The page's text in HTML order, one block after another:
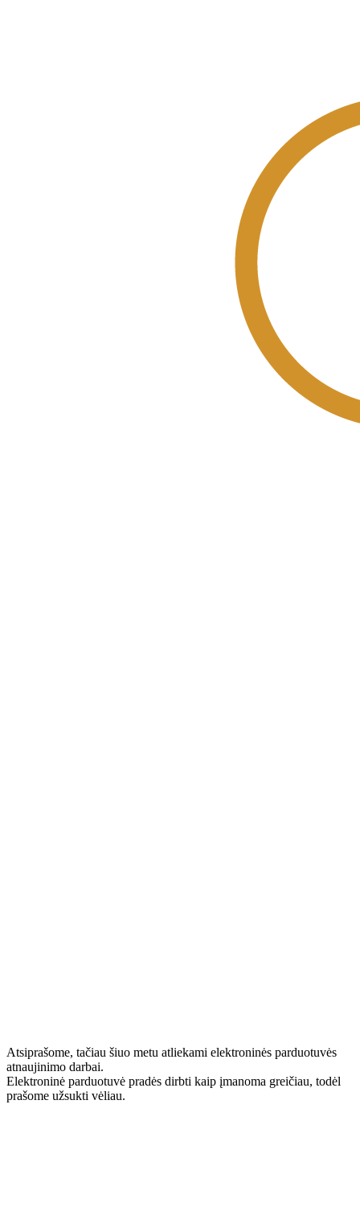
Atsiprašome, tačiau šiuo metu atliekami elektroninės parduotuvės
atnaujinimo darbai.
Elektroninė parduotuvė pradės dirbti kaip įmanoma greičiau, todėl
prašome užsukti vėliau.